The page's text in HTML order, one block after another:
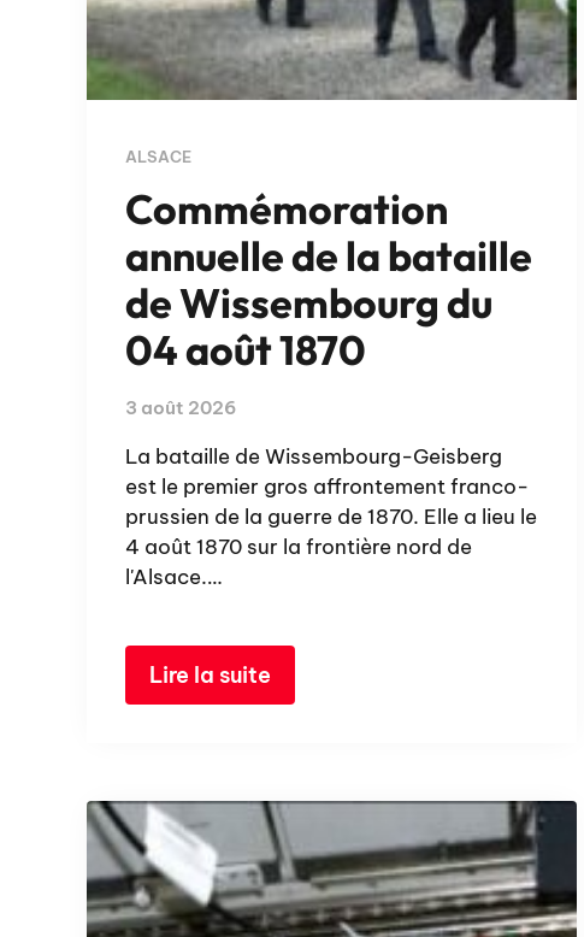
ALSACE
Commémoration
annuelle de la bataille
de Wissembourg du
04 août 1870
3 août 2026
La bataille de Wissembourg-Geisberg
est le premier gros affrontement franco-
prussien de la guerre de 1870. Elle a lieu le
4 août 1870 sur la frontière nord de
l'Alsace.…
Lire la suite